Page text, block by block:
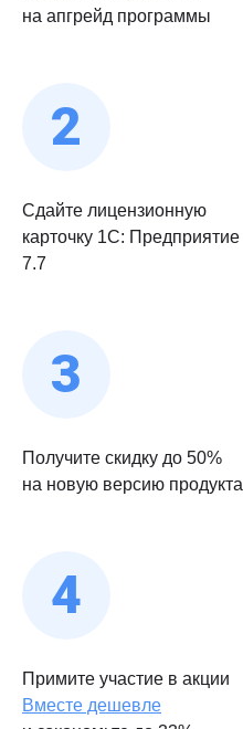
на апгрейд программы
Сдайте лицензионную
карточку 1С: Предприятие
7.7
Получите скидку до 50%
на новую версию продукта
Примите участие в акции
Вместе дешевле